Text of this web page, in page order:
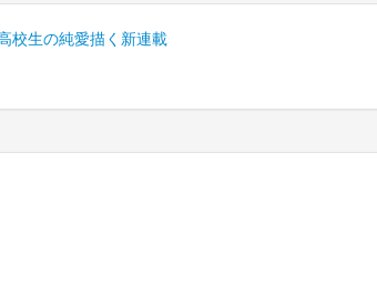
校生の純愛描く新連載